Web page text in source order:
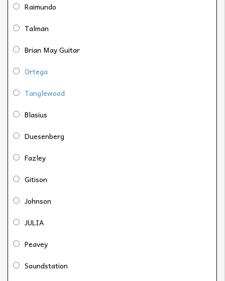
Raimundo
Talman
Brian May Guitar
Ortega
Tanglewood
Blasius
Duesenberg
Fazley
Gitison
Johnson
JULIA
Peavey
Soundstation